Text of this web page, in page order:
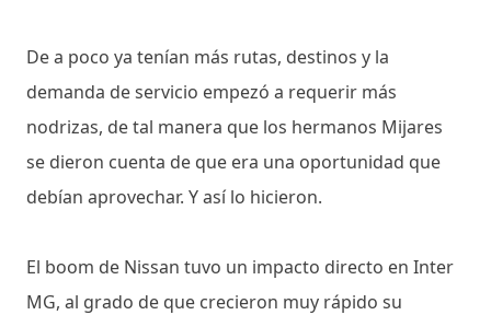
De a poco ya tenían más rutas, destinos y la
demanda de servicio empezó a requerir más
nodrizas, de tal manera que los hermanos Mijares
se dieron cuenta de que era una oportunidad que
debían aprovechar. Y así lo hicieron.
El boom de Nissan tuvo un impacto directo en Inter
MG, al grado de que crecieron muy rápido su